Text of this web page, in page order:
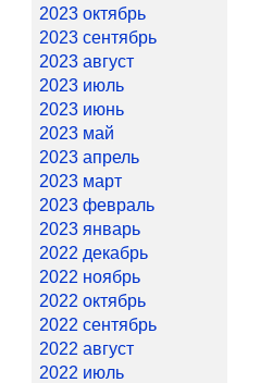
2023 октябрь
2023 сентябрь
2023 август
2023 июль
2023 июнь
2023 май
2023 апрель
2023 март
2023 февраль
2023 январь
2022 декабрь
2022 ноябрь
2022 октябрь
2022 сентябрь
2022 август
2022 июль